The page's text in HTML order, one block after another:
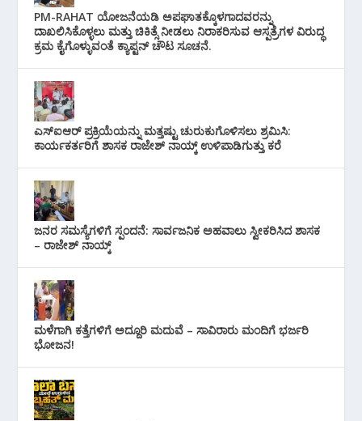
PM-RAHAT ಯೋಜನೆಯಡಿ ಅಪಘಾತಕ್ಕೊಳಗಾದವರನ್ನು
ದಾಖಲಿಸಿಕೊಳ್ಳಲು ಮತ್ತು ಚಿಕಿತ್ಸೆ ನೀಡಲು ನಿರಾಕರಿಸುವ ಆಸ್ಪತ್ರೆಗಳ ವಿರುದ್ಧ
ಕ್ರಮ ಕೈಗೊಳ್ಳುವಂತೆ ಕ್ಯಾಪ್ಟನ್ ಚೌಟ ಸೂಚನೆ.
ಎಸ್‌ಐಆರ್ ಪ್ರಕ್ರಿಯೆಯನ್ನು ಮತ್ತಷ್ಟು ಚುರುಕುಗೊಳಿಸಲು ಶ್ರಮಿಸಿ:
ಕಾರ್ಯಕರ್ತರಿಗೆ ಶಾಸಕ ರಾಜೇಶ್ ನಾಯ್ಕ್ ಉಳಿಪಾಡಿಗುತ್ತು ಕರೆ
ಜನರ ಸಮಸ್ಯೆಗಳಿಗೆ ಸ್ಪಂದನೆ: ಸಾರ್ವಜನಿಕ ಅಹವಾಲು ಸ್ವೀಕರಿಸಿದ ಶಾಸಕ
– ರಾಜೇಶ್ ನಾಯ್ಕ್
ಮಳೆಗಾಗಿ ಕತ್ತೆಗಳಿಗೆ ಅದ್ದೂರಿ ಮದುವೆ – ಸಾವಿರಾರು ಮಂದಿಗೆ ಭರ್ಜರಿ
ಭೋಜನ!